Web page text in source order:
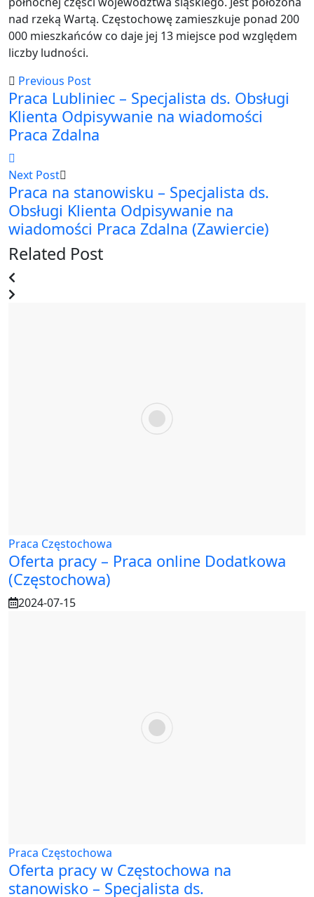
nad rzeką Wartą. Częstochowę zamieszkuje ponad 200
000 mieszkańców co daje jej 13 miejsce pod względem
liczby ludności.
Previous Post
Praca Lubliniec – Specjalista ds. Obsługi
Klienta Odpisywanie na wiadomości
Praca Zdalna
Next Post
Praca na stanowisku – Specjalista ds.
Obsługi Klienta Odpisywanie na
wiadomości Praca Zdalna (Zawiercie)
Related Post
Praca Częstochowa
Oferta pracy – Praca online Dodatkowa
(Częstochowa)
2024-07-15
Praca Częstochowa
Oferta pracy w Częstochowa na
stanowisko – Specjalista ds.